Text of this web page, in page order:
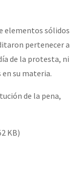
elementos sólidos
pertenecer a
de la protesta, ni
su materia.
de la pena,
KB)